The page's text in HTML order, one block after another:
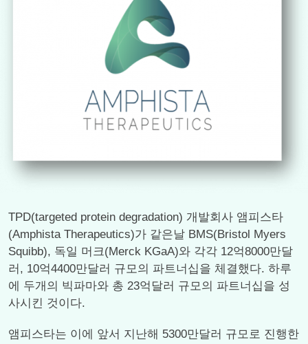
TPD(targeted protein degradation) 개발회사 앰피스타
(Amphista Therapeutics)가 같은날 BMS(Bristol Myers
Squibb), 독일 머크(Merck KGaA)와 각각 12억8000만달
러, 10억4400만달러 규모의 파트너십을 체결했다. 하루
에 두개의 빅파마와 총 23억달러 규모의 파트너십을 성
사시킨 것이다.
앰피스타는 이에 앞서 지난해 5300만달러 규모로 진행한